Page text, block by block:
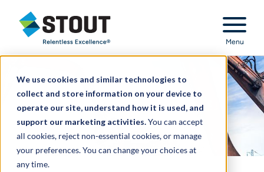
We use cookies and similar technologies to
collect and store information on your device to
operate our site, understand how it is used, and
support our marketing activities.You can accept
all cookies, reject non-essential cookies, or manage
your preferences. You can change your choices at
any time.
Stout Relentless Excellence
Menu